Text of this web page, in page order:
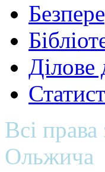
Ділове
Всі
Ольжича